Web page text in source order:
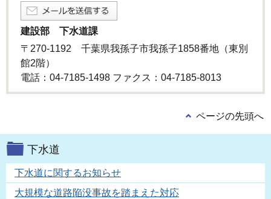
建設部 下水道課
〒270-1192 千葉県我孫子市我孫子1858番地（東別
館2階）
電話：04-7185-1498 ファクス：04-7185-8013
ページの先頭へ
下水道
下水道に関するお知らせ
大規模な道路陥没事故を踏まえた対応